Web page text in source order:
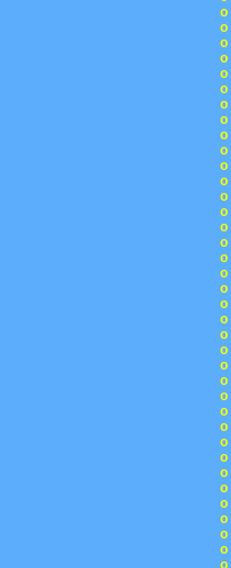
o
o
o
o
o
o
o
o
o
o
o
o
o
o
o
o
o
o
o
o
o
o
o
o
o
o
o
o
o
o
o
o
o
o
o
o
o